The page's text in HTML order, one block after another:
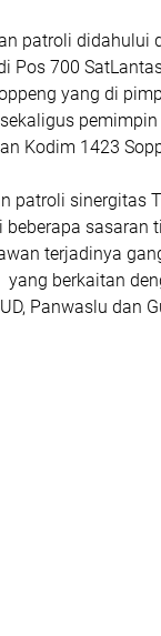
patroli didahului
Pos 700
yang di
Kodim 1423
patroli sinergitas
sasaran
terjadinya
berkaitan
Panwaslu dan